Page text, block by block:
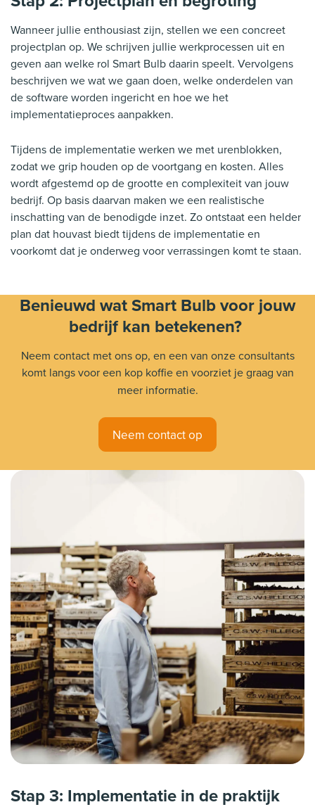
Wanneer jullie enthousiast zijn, stellen we een concreet
projectplan op. We schrijven jullie werkprocessen uit en
geven aan welke rol Smart Bulb daarin speelt. Vervolgens
beschrijven we wat we gaan doen, welke onderdelen van
de software worden ingericht en hoe we het
implementatieproces aanpakken.
Tijdens de implementatie werken we met urenblokken,
zodat we grip houden op de voortgang en kosten. Alles
wordt afgestemd op de grootte en complexiteit van jouw
bedrijf. Op basis daarvan maken we een realistische
inschatting van de benodigde inzet. Zo ontstaat een helder
plan dat houvast biedt tijdens de implementatie en
voorkomt dat je onderweg voor verrassingen komt te staan.
Benieuwd wat Smart Bulb voor jouw
bedrijf kan betekenen?
Neem contact met ons op, en een van onze consultants
komt langs voor een kop koffie en voorziet je graag van
meer informatie.
Neem contact op
Stap 3: Implementatie in de praktijk